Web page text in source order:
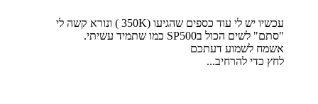
עכשיו יש לי עוד כספים שהגיעו (350K ) ונורא קשה לי
"סתם" לשים הכול בSP500 כמו שתמיד עשיתי.
אשמח לשמוע דעתכם
לחץ כדי להרחיב...